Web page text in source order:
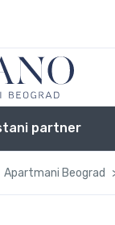
partner
Apartmani Beograd